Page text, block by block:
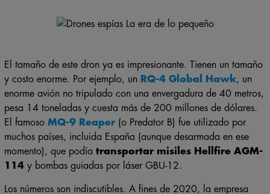
El tamaño de este dron ya es impresionante. Tienen un tamaño
y costo enorme. Por ejemplo, un RQ-4 Global Hawk, un
enorme avión no tripulado con una envergadura de 40 metros,
pesa 14 toneladas y cuesta más de 200 millones de dólares.
El famoso MQ-9 Reaper(o Predator B) fue utilizado por
muchos países, incluida España (aunque desarmada en ese
momento), que podía transportar misiles Hellfire AGM-
114y bombas guiadas por láser GBU-12.
Los números son indiscutibles. A fines de 2020, la empresa